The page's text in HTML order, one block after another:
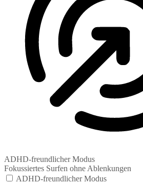
ADHD-freundlicher Modus
Fokussiertes Surfen ohne Ablenkungen
ADHD-freundlicher Modus